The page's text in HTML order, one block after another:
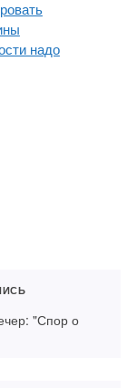
надо
"Спор о